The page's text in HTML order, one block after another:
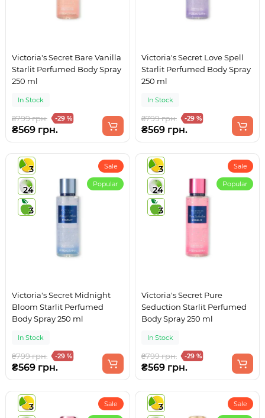
Victoria's Secret Bare Vanilla
Starlit Perfumed Body Spray
250 ml
In Stock
₴799 грн. -29 %
₴569 грн.
Victoria's Secret Love Spell
Starlit Perfumed Body Spray
250 ml
In Stock
₴799 грн. -29 %
₴569 грн.
3
24
3
Sale
Popular
Victoria's Secret Midnight
Bloom Starlit Perfumed
Body Spray 250 ml
In Stock
₴799 грн. -29 %
₴569 грн.
3
24
3
Sale
Popular
Victoria's Secret Pure
Seduction Starlit Perfumed
Body Spray 250 ml
In Stock
₴799 грн. -29 %
₴569 грн.
3
Sale
3
Sale